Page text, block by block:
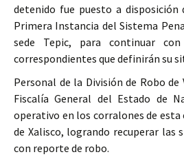
detenido fue puesto a disposición
Primera Instancia del Sistema
sede Tepic, para continuar
correspondientes que definirán su
Personal de la División de Robo
Fiscalía General del Estado de
operativo en los corralones de esta
de Xalisco, logrando recuperar las
con reporte de robo.